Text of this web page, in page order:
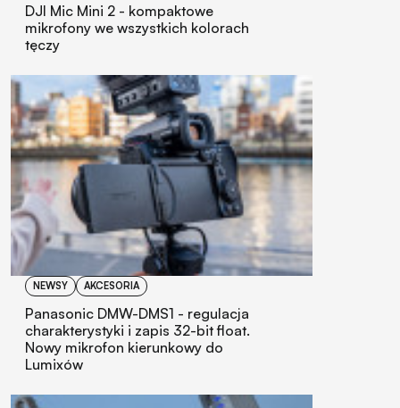
DJI Mic Mini 2 - kompaktowe
mikrofony we wszystkich kolorach
tęczy
NEWSY AKCESORIA
Panasonic DMW-DMS1 - regulacja
charakterystyki i zapis 32-bit float.
Nowy mikrofon kierunkowy do
Lumixów